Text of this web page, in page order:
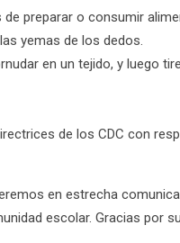
preparar o consumir
yemas de los dedos.
en un tejido, y luego
de los CDC con
en estrecha
escolar. Gracias por